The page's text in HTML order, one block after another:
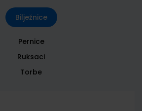
Bilježnice
Pernice
Ruksaci
Torbe